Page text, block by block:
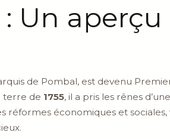
Un aperçu
de Pombal, est devenu
terre de 1755, il a pris les rênes
économiques et sociales,